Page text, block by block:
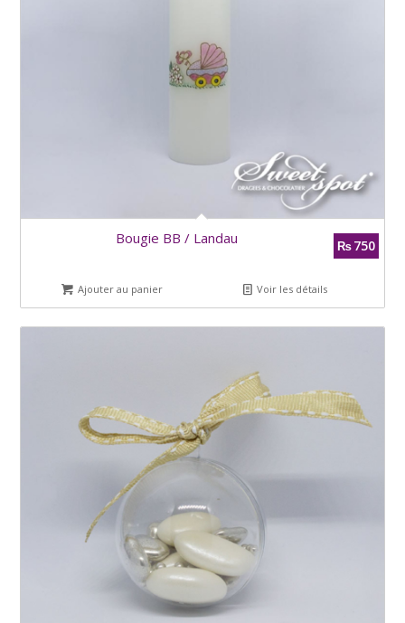
Bougie BB / Landau ₨750
Ajouter au panier Voir les détails